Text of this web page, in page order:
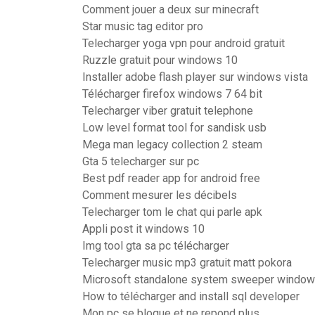
Comment jouer a deux sur minecraft
Star music tag editor pro
Telecharger yoga vpn pour android gratuit
Ruzzle gratuit pour windows 10
Installer adobe flash player sur windows vista
Télécharger firefox windows 7 64 bit
Telecharger viber gratuit telephone
Low level format tool for sandisk usb
Mega man legacy collection 2 steam
Gta 5 telecharger sur pc
Best pdf reader app for android free
Comment mesurer les décibels
Telecharger tom le chat qui parle apk
Appli post it windows 10
Img tool gta sa pc télécharger
Telecharger music mp3 gratuit matt pokora
Microsoft standalone system sweeper
How to télécharger and install sql developer